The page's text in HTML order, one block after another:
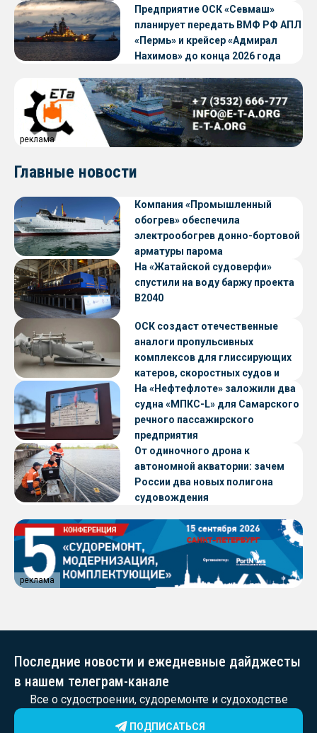
Предприятие ОСК «Севмаш»
планирует передать ВМФ РФ АПЛ
«Пермь» и крейсер «Адмирал
Нахимов» до конца 2026 года
реклама
Главные новости
Компания «Промышленный
обогрев» обеспечила
электрообогрев донно-бортовой
арматуры парома
«Петропавловск» проекта CNF22
На «Жатайской судоверфи»
спустили на воду баржу проекта
В2040
ОСК создаст отечественные
аналоги пропульсивных
комплексов для глиссирующих
катеров, скоростных судов и
судов с малой осадкой
На «Нефтефлоте» заложили два
судна «МПКС-L» для Самарского
речного пассажирского
предприятия
От одиночного дрона к
автономной акватории: зачем
России два новых полигона
судовождения
реклама
Последние новости и ежедневные дайджесты
в нашем телеграм-канале
Все о судостроении, судоремонте и судоходстве
ПОДПИСАТЬСЯ